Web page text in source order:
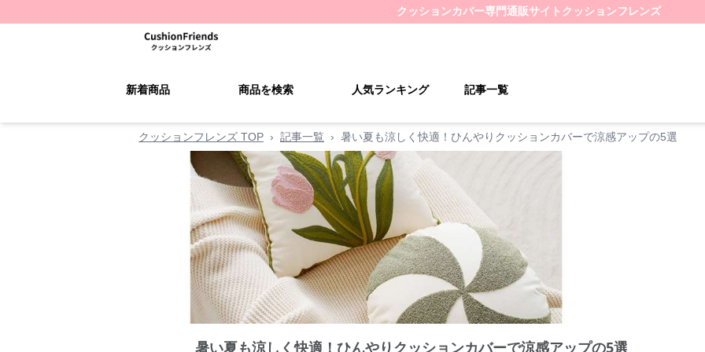
クッションカバー専門通販サイト クッションフレンズ
新着商品 商品を検索 人気ランキング 記事一覧
クッションフレンズ TOP › 記事一覧 › 暑い夏も涼しく快適！ひんやりクッションカバーで涼感アップの5選
暑い夏も涼しく快適！ひんやりクッションカバーで涼感アップの5選